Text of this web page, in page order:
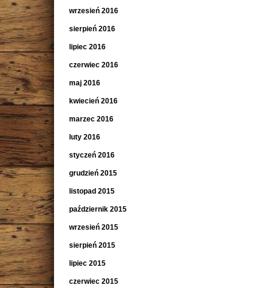
wrzesień 2016
sierpień 2016
lipiec 2016
czerwiec 2016
maj 2016
kwiecień 2016
marzec 2016
luty 2016
styczeń 2016
grudzień 2015
listopad 2015
październik 2015
wrzesień 2015
sierpień 2015
lipiec 2015
czerwiec 2015